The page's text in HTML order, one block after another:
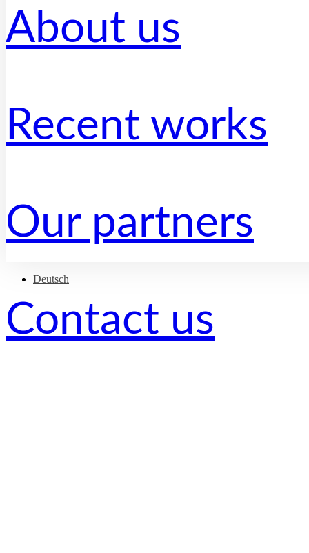
About us
Recent works
Our partners
Contact us
Deutsch
Nach
oben